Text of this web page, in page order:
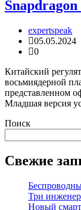
Snapdragon
expertspeak
05.05.2024
0
Китайский
восьмиядерной
представленном
Младшая версия
Поиск
Свежие
Три
Новый